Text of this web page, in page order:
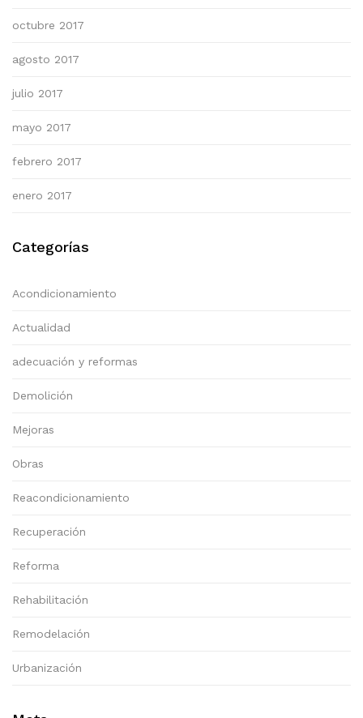
octubre 2017
agosto 2017
julio 2017
mayo 2017
febrero 2017
enero 2017
Categorías
Acondicionamiento
Actualidad
adecuación y reformas
Demolición
Mejoras
Obras
Reacondicionamiento
Recuperación
Reforma
Rehabilitación
Remodelación
Urbanización